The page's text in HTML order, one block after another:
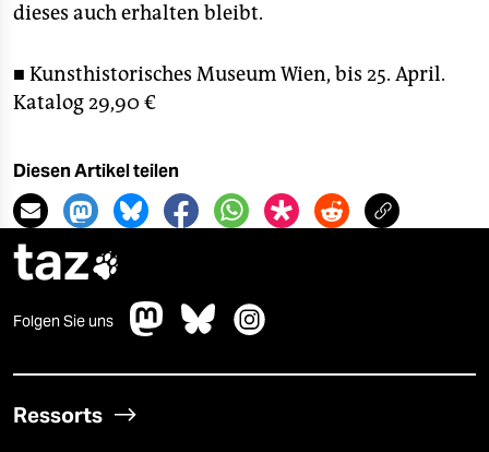
dieses auch erhalten bleibt.
■ Kunsthistorisches Museum Wien, bis 25. April.
Katalog 29,90 €
Diesen Artikel teilen
taz
Folgen Sie uns
Ressorts